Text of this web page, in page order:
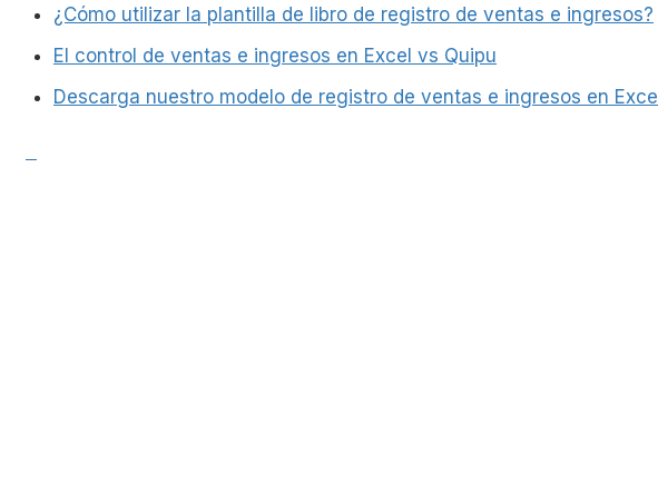
¿Cómo utilizar la plantilla de libro de registro de ventas e ingresos?
El control de ventas e ingresos en Excel vs Quipu
Descarga nuestro modelo de registro de ventas e ingresos en Excel